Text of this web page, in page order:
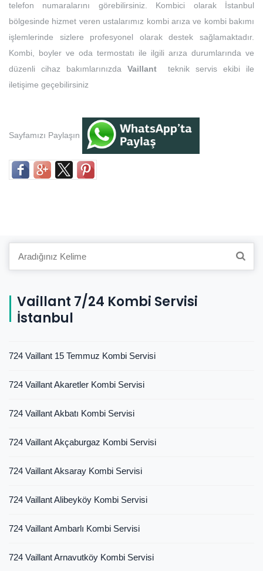
telefon numaralarını görebilirsiniz. Kombici olarak İstanbul
bölgesinde hizmet veren ustalarımız kombi arıza ve kombi bakımı
işlemlerinde sizlere profesyonel olarak destek sağlamaktadır.
Kombi, boyler ve oda termostatı ile ilgili arıza durumlarında ve
düzenli cihaz bakımlarınızda Vaillantteknik servis ekibi ile
iletişime geçebilirsiniz
Sayfamızı Paylaşın
Vaillant 7/24 Kombi Servisi
İstanbul
724 Vaillant 15 Temmuz Kombi Servisi
724 Vaillant Akaretler Kombi Servisi
724 Vaillant Akbatı Kombi Servisi
724 Vaillant Akçaburgaz Kombi Servisi
724 Vaillant Aksaray Kombi Servisi
724 Vaillant Alibeyköy Kombi Servisi
724 Vaillant Ambarlı Kombi Servisi
724 Vaillant Arnavutköy Kombi Servisi